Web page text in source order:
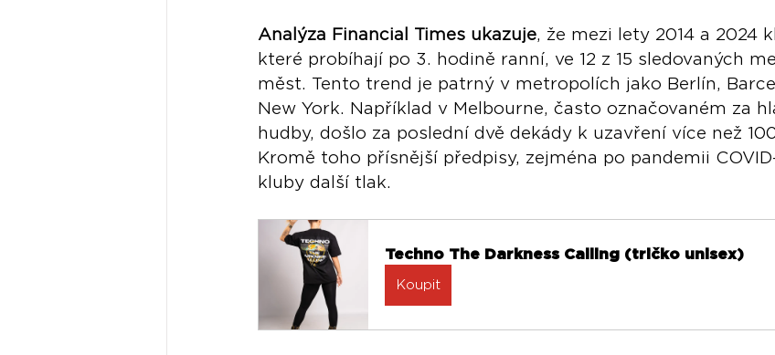
Analýza Financial Times ukazuje, že mezi lety 2014 a 2024
které probíhají po 3. hodině ranní, ve 12 z 15 sledovaných
měst. Tento trend je patrný v metropolích jako Berlín,
New York. Například v Melbourne, často označovaném za
hudby, došlo za poslední dvě dekády k uzavření více než
Kromě toho přísnější předpisy, zejména po pandemii
kluby další tlak.
Techno The Darkness Calling (tričko unisex)
Koupit